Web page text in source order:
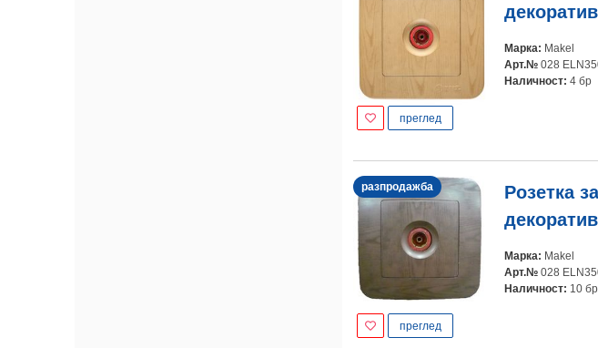
преглед
Марка: Makel
Арт.№ 028
Наличност: 4 бр
разпродажба
преглед
Розетка
Марка: Makel
Арт.№ 028
Наличност: 10 бр